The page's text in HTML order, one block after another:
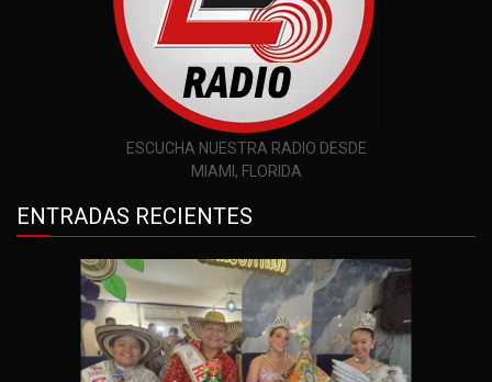
ESCUCHA NUESTRA RADIO DESDE
MIAMI, FLORIDA
ENTRADAS RECIENTES